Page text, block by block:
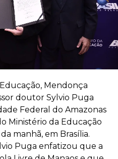
Mendonça
doutor Sylvio Puga
Federal do Amazonas
Ministério da Educação
da manhã, em Brasília.
Puga enfatizou que a